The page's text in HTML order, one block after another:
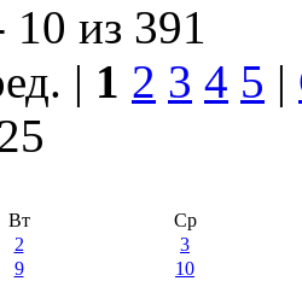
из 391
| 1 2 3 4 5 |
Вт
Ср
2
3
9
10